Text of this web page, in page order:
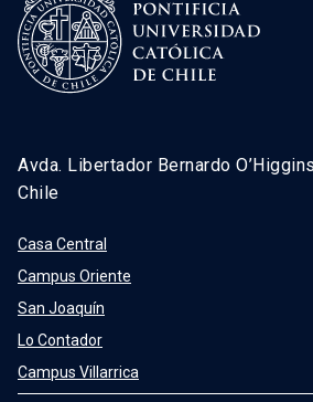
Avda. Libertador Bernardo
Chile
Casa Central
Campus Oriente
San Joaquín
Lo Contador
Campus Villarrica